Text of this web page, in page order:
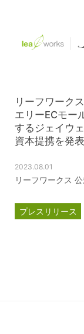
リーフワーク
エリーECモー
するジェイウ
資本提携を発表
2023.08.01
リーフワークス
プレスリリース